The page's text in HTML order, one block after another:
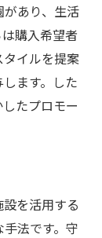
あり、生活
購入希望者
イルを提案
ます。した
たプロモー
を活用する
法です。守